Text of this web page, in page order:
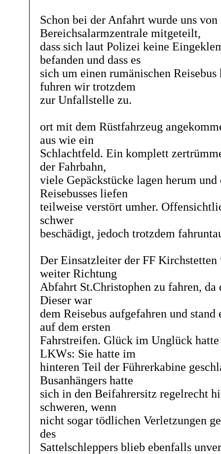
Schon bei der Anfahrt wurde uns von
Bereichsalarmzentrale mitgeteilt,
dass sich laut Polizei keine
befanden und dass es
sich um einen rumänischen
fuhren wir trotzdem
zur Unfallstelle zu.
ort mit dem Rüstfahrzeug
aus wie ein
Schlachtfeld. Ein komplett
der Fahrbahn,
viele Gepäckstücke lagen herum und
Reisebusses liefen
teilweise verstört umher.
schwer
beschädigt, jedoch trotzdem
Der Einsatzleiter der FF Kirchstetten
weiter Richtung
Abfahrt St.Christophen zu fahren, da
Dieser war
dem Reisebus aufgefahren und
auf dem ersten
Fahrstreifen. Glück im Unglück
LKWs: Sie hatte im
hinteren Teil der Führerkabine
Busanhängers hatte
sich in den Beifahrersitz regelrecht
schweren, wenn
nicht sogar tödlichen Verletzungen
des
Sattelschleppers blieb ebenfalls